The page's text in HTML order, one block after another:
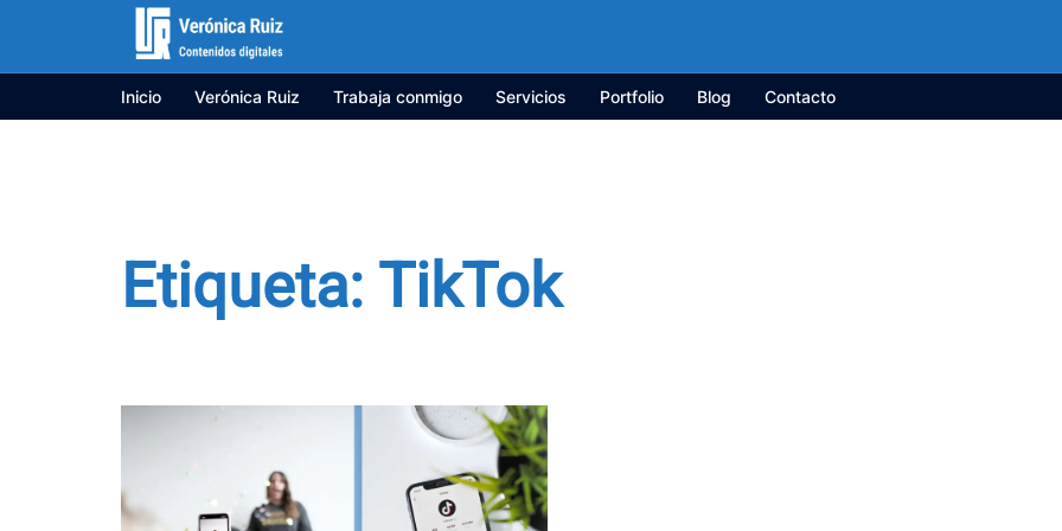
contenido
Inicio Verónica Ruiz Trabaja conmigo Servicios Portfolio Blog Contacto
Etiqueta: TikTok